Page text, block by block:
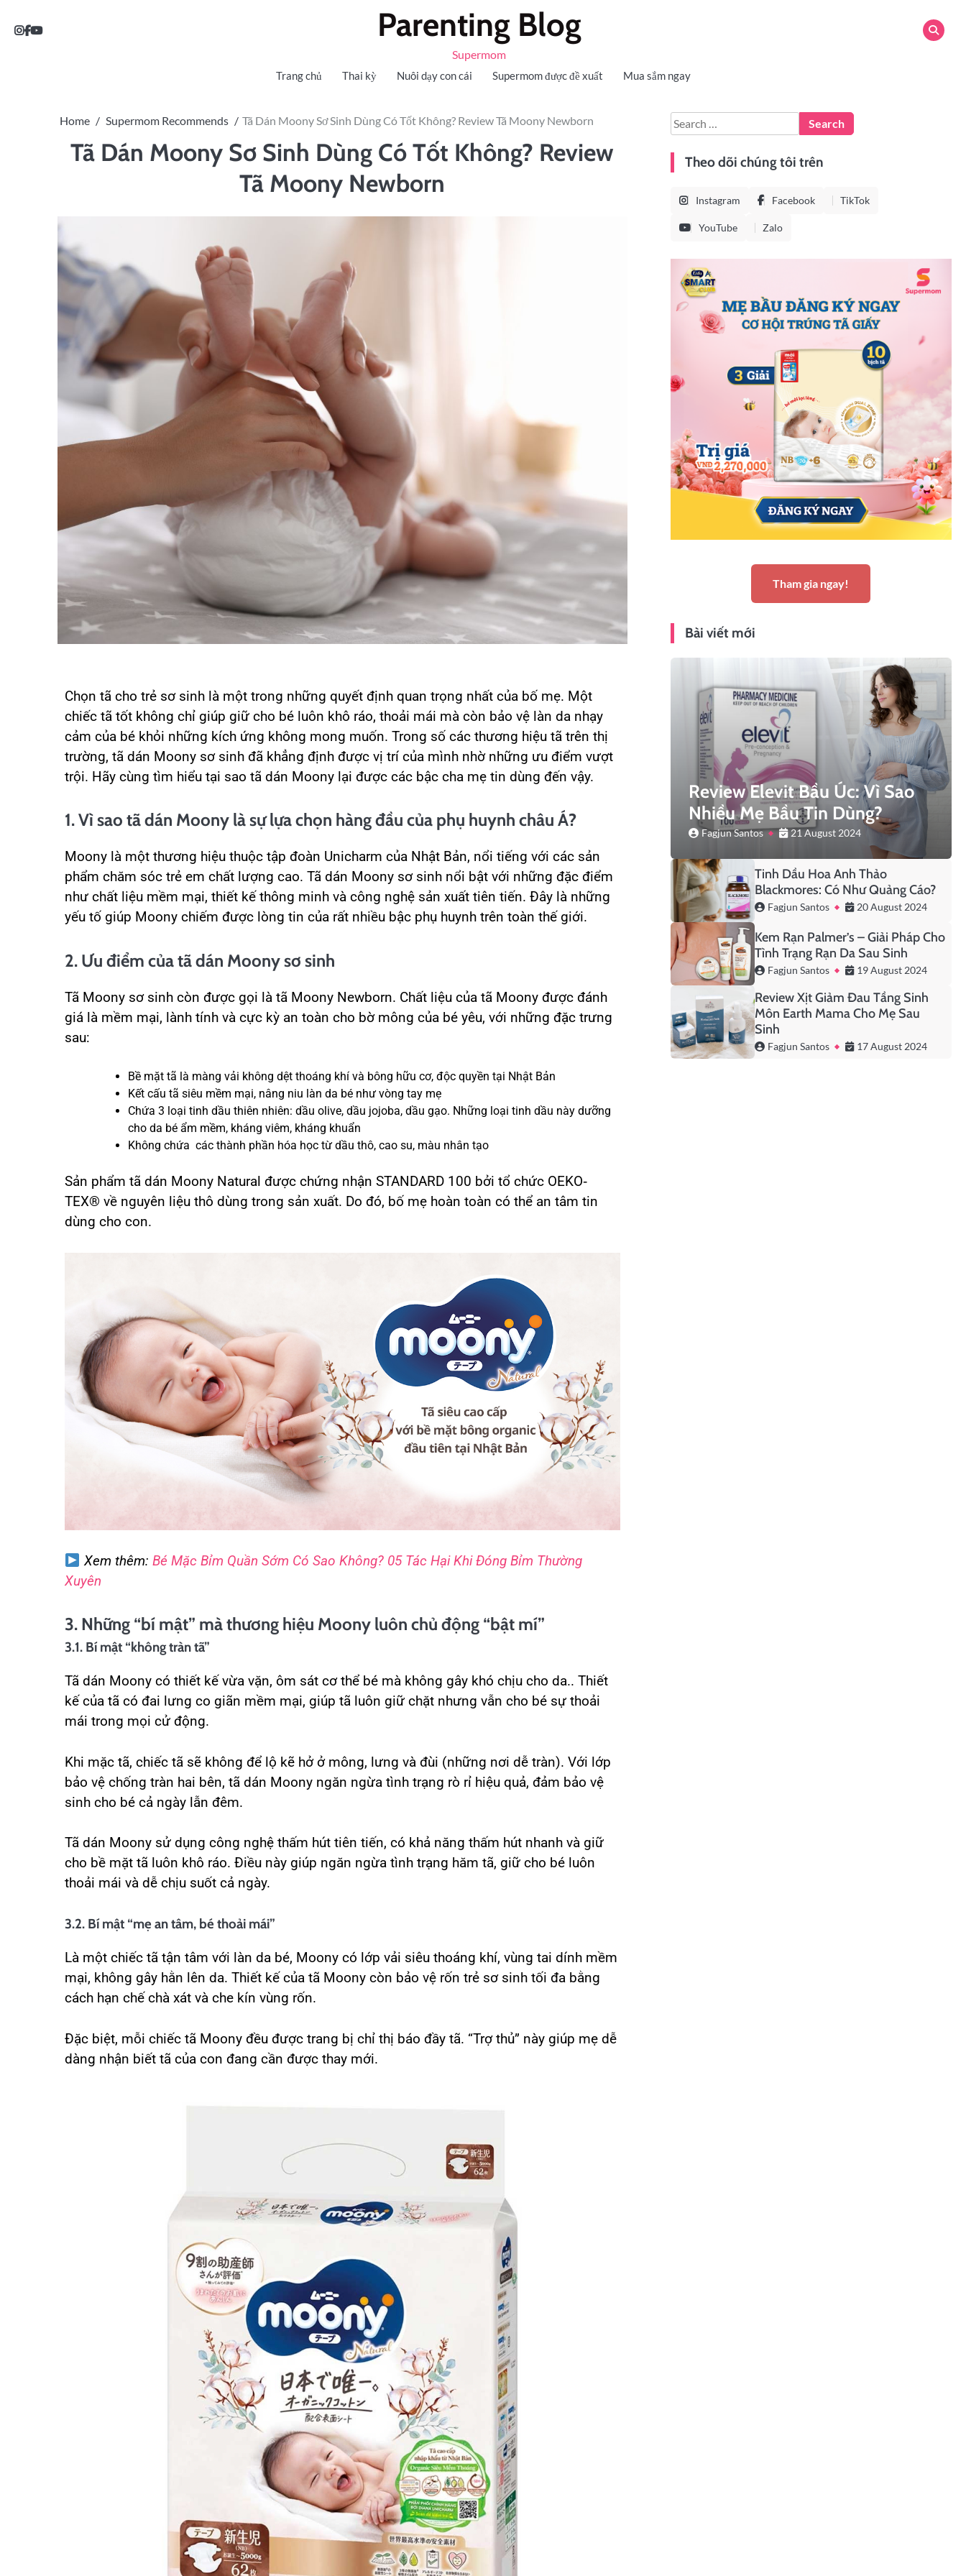
Parenting Blog
Supermom
Trang chủ Thai kỳ Nuôi dạy con cái Supermom được đề xuất Mua sắm ngay
Home Supermom Recommends Tã Dán Moony Sơ Sinh Dùng Có Tốt Không? Review Tã Moony Newborn
Tã Dán Moony Sơ Sinh Dùng Có Tốt Không? Review
Tã Moony Newborn
Chọn tã cho trẻ sơ sinh là một trong những quyết định quan trọng nhất của bố mẹ. Một
chiếc tã tốt không chỉ giúp giữ cho bé luôn khô ráo, thoải mái mà còn bảo vệ làn da nhạy
cảm của bé khỏi những kích ứng không mong muốn. Trong số các thương hiệu tã trên thị
trường, tã dán Moony sơ sinh đã khẳng định được vị trí của mình nhờ những ưu điểm vượt
trội. Hãy cùng tìm hiểu tại sao tã dán Moony lại được các bậc cha mẹ tin dùng đến vậy.
1. Vì sao tã dán Moony là sự lựa chọn hàng đầu của phụ huynh châu Á?
Moony là một thương hiệu thuộc tập đoàn Unicharm của Nhật Bản, nổi tiếng với các sản
phẩm chăm sóc trẻ em chất lượng cao. Tã dán Moony sơ sinh nổi bật với những đặc điểm
như chất liệu mềm mại, thiết kế thông minh và công nghệ sản xuất tiên tiến. Đây là những
yếu tố giúp Moony chiếm được lòng tin của rất nhiều bậc phụ huynh trên toàn thế giới.
2. Ưu điểm của tã dán Moony sơ sinh
Tã Moony sơ sinh còn được gọi là tã Moony Newborn. Chất liệu của tã Moony được đánh
giá là mềm mại, lành tính và cực kỳ an toàn cho bờ mông của bé yêu, với những đặc trưng
sau:
Bề mặt tã là màng vải không dệt thoáng khí và bông hữu cơ, độc quyền tại Nhật Bản
Kết cấu tã siêu mềm mại, nâng niu làn da bé như vòng tay mẹ
Chứa 3 loại tinh dầu thiên nhiên: dầu olive, dầu jojoba, dầu gạo. Những loại tinh dầu này dưỡng
cho da bé ẩm mềm, kháng viêm, kháng khuẩn
Không chứa các thành phần hóa học từ dầu thô, cao su, màu nhân tạo
Sản phẩm tã dán Moony Natural được chứng nhận STANDARD 100 bởi tổ chức OEKO‐
TEX® về nguyên liệu thô dùng trong sản xuất. Do đó, bố mẹ hoàn toàn có thể an tâm tin
dùng cho con.
Xem thêm: Bé Mặc Bỉm Quần Sớm Có Sao Không? 05 Tác Hại Khi Đóng Bỉm Thường
Xuyên
3. Những “bí mật” mà thương hiệu Moony luôn chủ động “bật mí”
3.1. Bí mật “không tràn tã”
Tã dán Moony có thiết kế vừa vặn, ôm sát cơ thể bé mà không gây khó chịu cho da.. Thiết
kế của tã có đai lưng co giãn mềm mại, giúp tã luôn giữ chặt nhưng vẫn cho bé sự thoải
mái trong mọi cử động.
Khi mặc tã, chiếc tã sẽ không để lộ kẽ hở ở mông, lưng và đùi (những nơi dễ tràn). Với lớp
bảo vệ chống tràn hai bên, tã dán Moony ngăn ngừa tình trạng rò rỉ hiệu quả, đảm bảo vệ
sinh cho bé cả ngày lẫn đêm.
Tã dán Moony sử dụng công nghệ thấm hút tiên tiến, có khả năng thấm hút nhanh và giữ
cho bề mặt tã luôn khô ráo. Điều này giúp ngăn ngừa tình trạng hăm tã, giữ cho bé luôn
thoải mái và dễ chịu suốt cả ngày.
3.2. Bí mật “mẹ an tâm, bé thoải mái”
Là một chiếc tã tận tâm với làn da bé, Moony có lớp vải siêu thoáng khí, vùng tai dính mềm
mại, không gây hằn lên da. Thiết kế của tã Moony còn bảo vệ rốn trẻ sơ sinh tối đa bằng
cách hạn chế chà xát và che kín vùng rốn.
Đặc biệt, mỗi chiếc tã Moony đều được trang bị chỉ thị báo đầy tã. “Trợ thủ” này giúp mẹ dễ
dàng nhận biết tã của con đang cần được thay mới.
Theo dõi chúng tôi trên
Instagram Facebook TikTok
YouTube Zalo
Tham gia ngay!
Bài viết mới
Review Elevit Bầu Úc: Vì Sao
Nhiều Mẹ Bầu Tin Dùng?
Fagjun Santos 21 August 2024
Tinh Dầu Hoa Anh Thảo
Blackmores: Có Như Quảng Cáo?
Fagjun Santos 20 August 2024
Kem Rạn Palmer’s – Giải Pháp Cho
Tình Trạng Rạn Da Sau Sinh
Fagjun Santos 19 August 2024
Review Xịt Giảm Đau Tầng Sinh
Môn Earth Mama Cho Mẹ Sau
Sinh
Fagjun Santos 17 August 2024